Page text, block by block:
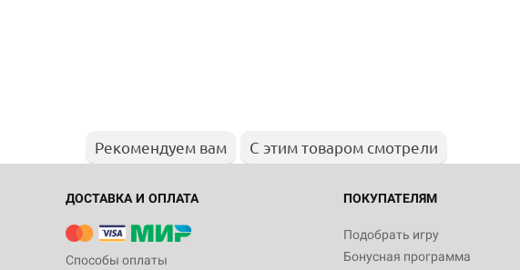
Рекомендуем вам С этим товаром смотрели
ДОСТАВКА И ОПЛАТА
Способы оплаты
ПОКУПАТЕЛЯМ
Подобрать игру
Бонусная программа